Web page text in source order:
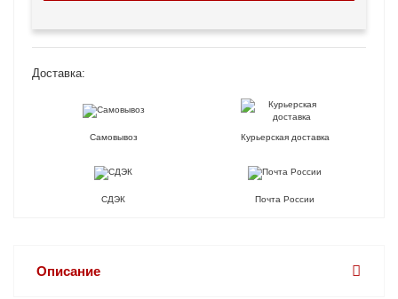
Доставка:
Самовывоз Курьерская доставка
СДЭК Почта России
Описание